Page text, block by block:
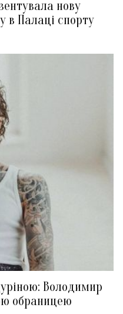
нову
в Палаці спорту
Володимир
обраницею